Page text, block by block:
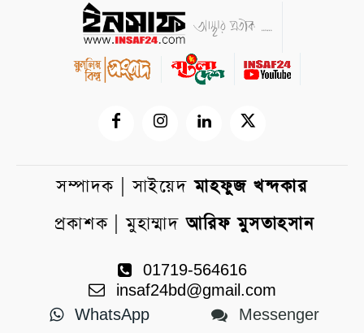
সম্পাদক | সাইয়েদমাহফুজ খন্দকার
প্রকাশক | মুহাম্মাদআরিফ মুসতাহসান
01719-564616
insaf24bd@gmail.com
WhatsApp
Messenger